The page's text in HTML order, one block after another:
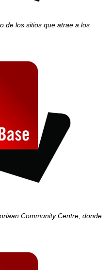
de los sitios que atrae a los
Community Centre, donde